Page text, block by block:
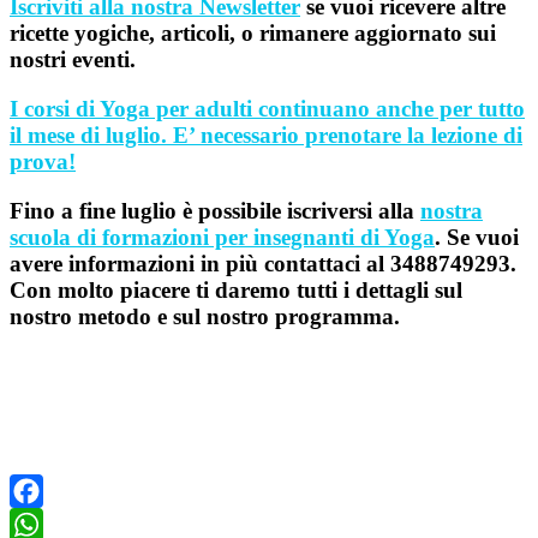
Iscriviti alla nostra Newsletter se vuoi ricevere altre
ricette yogiche, articoli, o rimanere aggiornato sui
nostri eventi.
I corsi di Yoga per adulti continuano anche per tutto
il mese di luglio. E’ necessario prenotare la lezione di
prova!
Fino a fine luglio è possibile iscriversi alla nostra
scuola di formazioni per insegnanti di Yoga. Se vuoi
avere informazioni in più contattaci al 3488749293.
Con molto piacere ti daremo tutti i dettagli sul
nostro metodo e sul nostro programma.
Facebook